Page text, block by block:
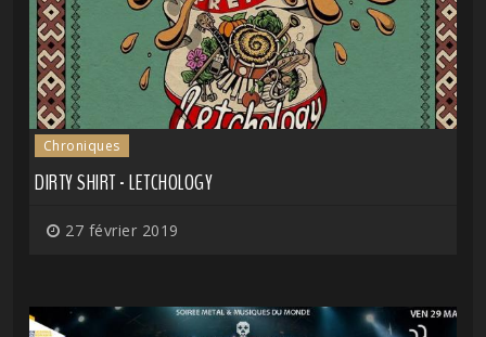
Chroniques
DIRTY SHIRT - LETCHOLOGY
27 février 2019